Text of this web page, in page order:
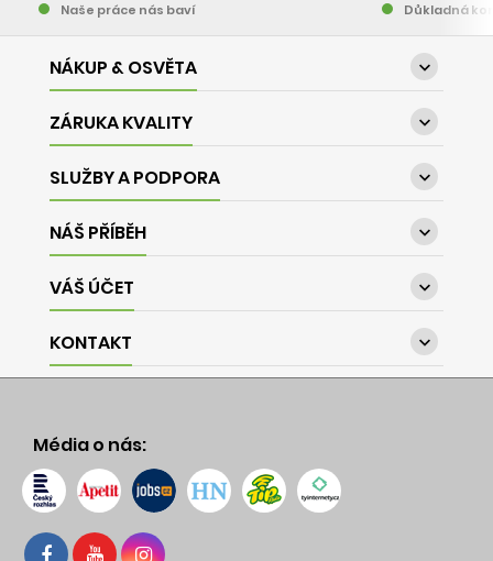
Naše práce nás baví
Důkladná
NÁKUP & OSVĚTA 
ZÁRUKA KVALITY 
SLUŽBY A PODPORA 
NÁŠ PŘÍBĚH 
VÁŠ ÚČET 
KONTAKT 
Média o nás: